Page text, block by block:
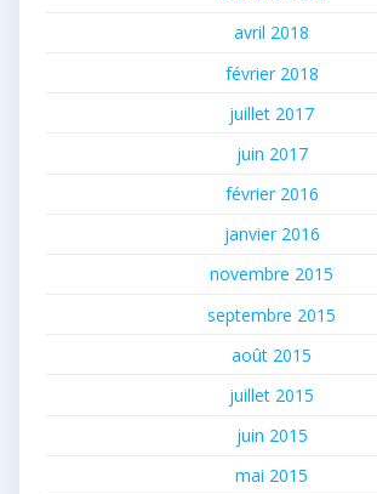
avril 2018
février 2018
juillet 2017
juin 2017
février 2016
janvier 2016
novembre 2015
septembre 2015
août 2015
juillet 2015
juin 2015
mai 2015